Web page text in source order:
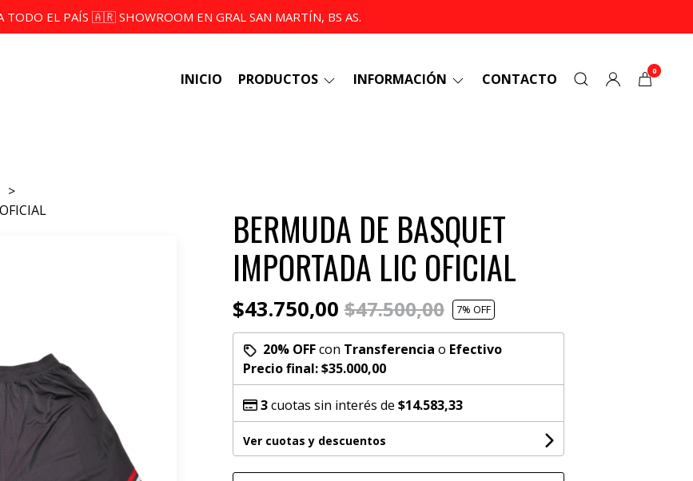
TODO EL PAÍS 🇦🇷 SHOWROOM EN GRAL SAN MARTÍN, BS AS.
INICIO PRODUCTOS INFORMACIÓN CONTACTO 0
BERMUDA DE BASQUET
IMPORTADA LIC OFICIAL
$43.750,00$47.500,00 7% OFF
20% OFFcon Transferencia o Efectivo
Precio final:$35.000,00
3cuotas sin interés de $14.583,33
Ver cuotas y descuentos